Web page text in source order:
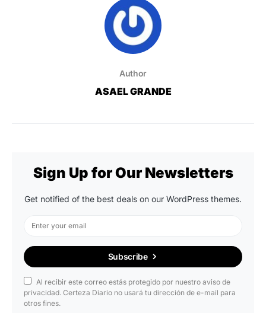
Author
ASAEL GRANDE
Sign Up for Our Newsletters
Get notified of the best deals on our WordPress themes.
Subscribe
Al recibir este correo estás protegido por nuestro aviso de
privacidad. Certeza Diario no usará tu dirección de e-mail para
otros fines.